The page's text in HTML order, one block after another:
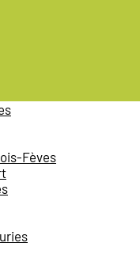
Fèves